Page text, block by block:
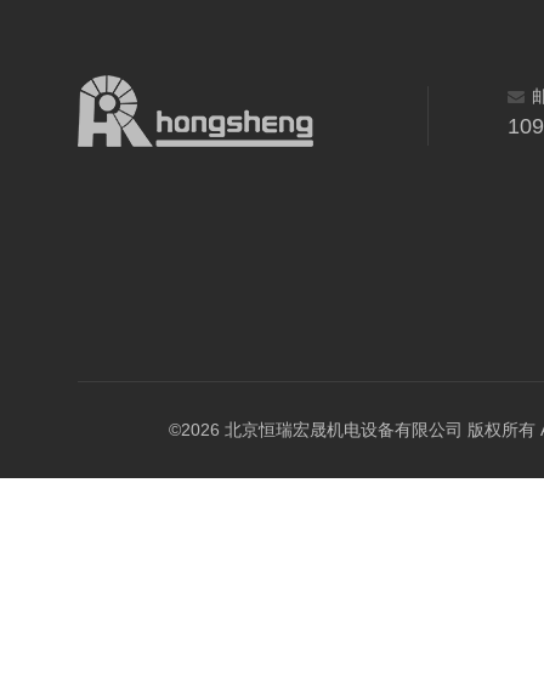
©2026 北京恒瑞宏晟机电设备有限公司 版权所有